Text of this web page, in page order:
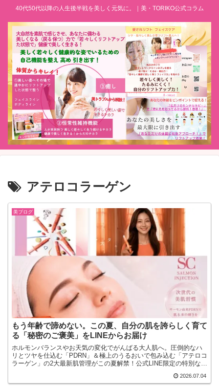
40代50代以降の人生後半戦を美しく元気に。｜美・TORIKO公式コラム
​アテロコラーゲン
美ブログ
もう年齢で諦めない。この夏、自分の肌を誇らしく育て
る「秘密のご褒美」をLINEからお届け
ホルモンバランスやお天気の変化でがんばる大人肌へ。圧倒的なハ
リとツヤを仕込む「PDRN」＆極上のうるおいで包み込む「アテロコ
ラーゲン」の2大最新肌管理がこの夏解禁！公式LINE限定の特別な贈
2026.07.04